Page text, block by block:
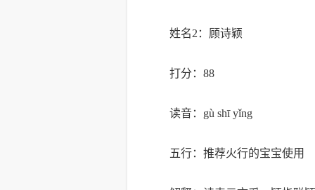
姓名2：顾诗颖
打分：88
读音：gù shī yǐng
五行：推荐火行的宝宝使用